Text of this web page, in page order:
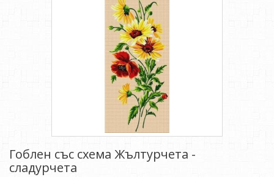
Гоблен със схема Жълтурчета -
сладурчета